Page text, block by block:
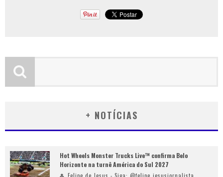
+ NOTÍCIAS
Hot Wheels Monster Trucks Live™ confirma Belo
Horizonte na turnê América do Sul 2027